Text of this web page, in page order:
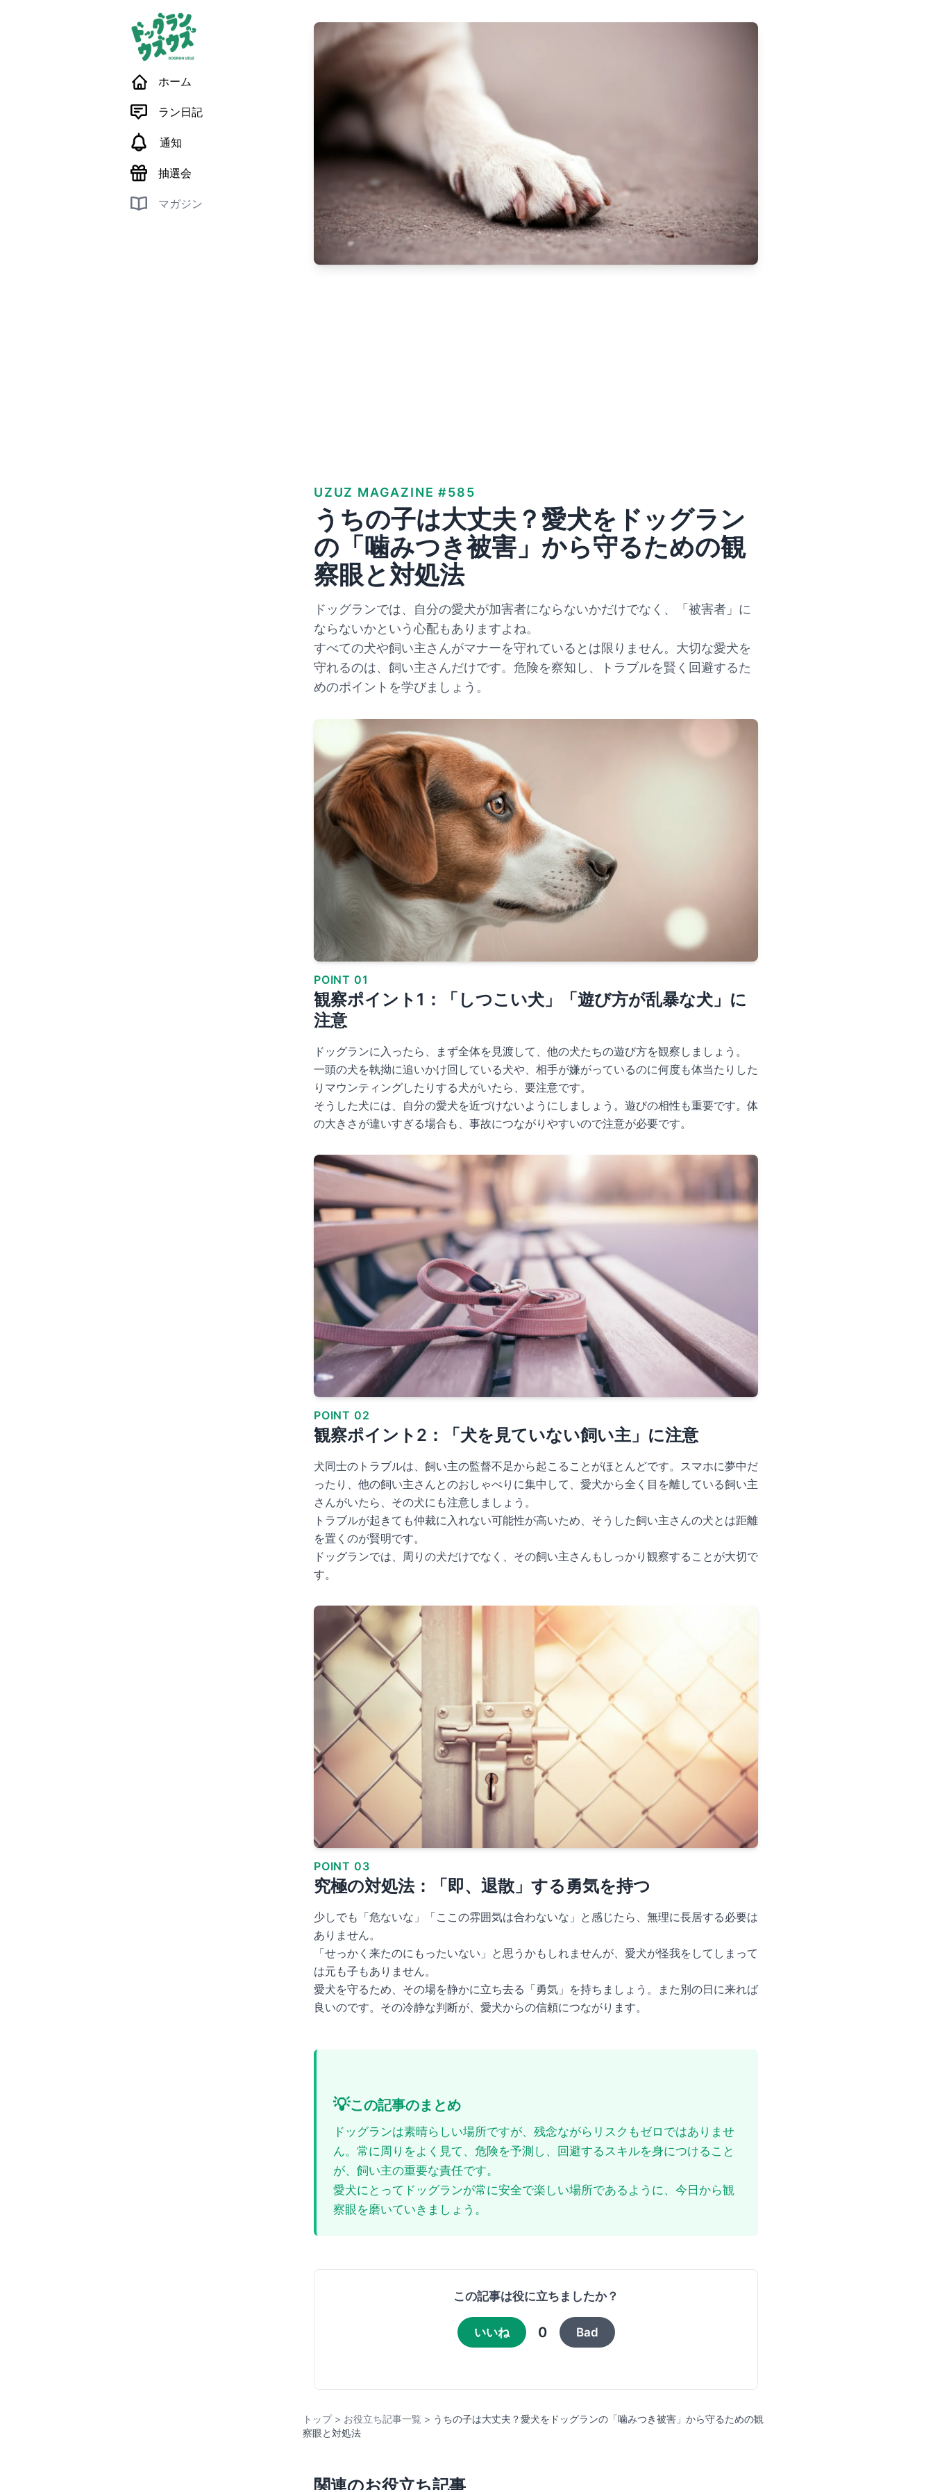
ホーム
ラン日記
通知
抽選会
マガジン
UZUZ MAGAZINE #585
うちの子は大丈夫？愛犬をドッグラン
の「噛みつき被害」から守るための観
察眼と対処法
ドッグランでは、自分の愛犬が加害者にならないかだけでなく、「被害者」に
ならないかという心配もありますよね。
すべての犬や飼い主さんがマナーを守れているとは限りません。大切な愛犬を
守れるのは、飼い主さんだけです。危険を察知し、トラブルを賢く回避するた
めのポイントを学びましょう。
POINT 01
観察ポイント1：「しつこい犬」「遊び方が乱暴な犬」に
注意
ドッグランに入ったら、まず全体を見渡して、他の犬たちの遊び方を観察しましょう。
一頭の犬を執拗に追いかけ回している犬や、相手が嫌がっているのに何度も体当たりした
りマウンティングしたりする犬がいたら、要注意です。
そうした犬には、自分の愛犬を近づけないようにしましょう。遊びの相性も重要です。体
の大きさが違いすぎる場合も、事故につながりやすいので注意が必要です。
POINT 02
観察ポイント2：「犬を見ていない飼い主」に注意
犬同士のトラブルは、飼い主の監督不足から起こることがほとんどです。スマホに夢中だ
ったり、他の飼い主さんとのおしゃべりに集中して、愛犬から全く目を離している飼い主
さんがいたら、その犬にも注意しましょう。
トラブルが起きても仲裁に入れない可能性が高いため、そうした飼い主さんの犬とは距離
を置くのが賢明です。
ドッグランでは、周りの犬だけでなく、その飼い主さんもしっかり観察することが大切で
す。
POINT 03
究極の対処法：「即、退散」する勇気を持つ
少しでも「危ないな」「ここの雰囲気は合わないな」と感じたら、無理に長居する必要は
ありません。
「せっかく来たのにもったいない」と思うかもしれませんが、愛犬が怪我をしてしまって
は元も子もありません。
愛犬を守るため、その場を静かに立ち去る「勇気」を持ちましょう。また別の日に来れば
良いのです。その冷静な判断が、愛犬からの信頼につながります。
💡この記事のまとめ
ドッグランは素晴らしい場所ですが、残念ながらリスクもゼロではありませ
ん。常に周りをよく見て、危険を予測し、回避するスキルを身につけること
が、飼い主の重要な責任です。
愛犬にとってドッグランが常に安全で楽しい場所であるように、今日から観
察眼を磨いていきましょう。
この記事は役に立ちましたか？
いいね 0 Bad
トップ > お役立ち記事一覧 > うちの子は大丈夫？愛犬をドッグランの「噛みつき被害」から守るための観
察眼と対処法
関連のお役立ち記事